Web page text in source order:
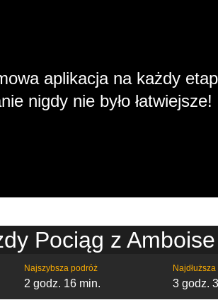
aplikacja na każdy
nigdy nie było łatwiejsze!
Pociąg z
Najszybsza podróż
2 godz. 16 min. 3 godz.